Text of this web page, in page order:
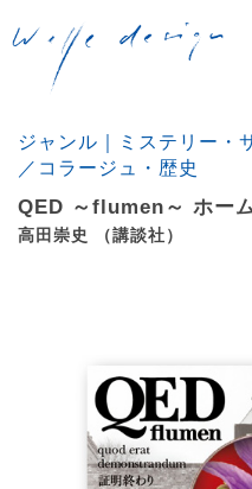
ジャンル｜ミステリー・
／コラージュ・歴史
QED ～flumen～ ホー
高田崇史 （講談社）